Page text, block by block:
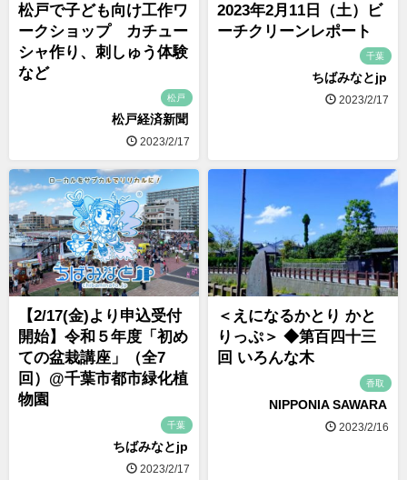
松戸で子ども向け工作ワ
ークショップ カチュー
シャ作り、刺しゅう体験
など
松戸
松戸経済新聞
2023/2/17
2023年2月11日（土）ビ
ーチクリーンレポート
千葉
ちばみなとjp
2023/2/17
【2/17(金)より申込受付
開始】令和５年度「初め
ての盆栽講座」（全7
回）@千葉市都市緑化植
物園
千葉
ちばみなとjp
2023/2/17
＜えになるかとり かと
りっぷ＞ ◆第百四十三
回 いろんな木
香取
NIPPONIA SAWARA
2023/2/16